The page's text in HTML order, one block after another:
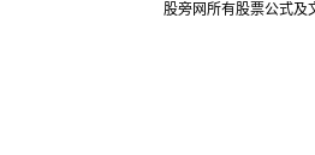
股旁网所有股票公式及